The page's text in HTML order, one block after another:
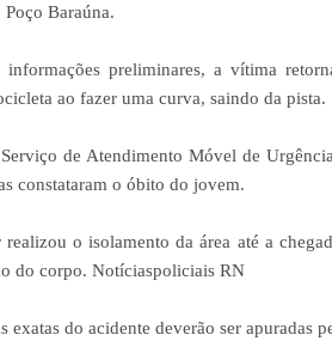
Baraúna.
preliminares, a vítima
ao fazer uma curva, saindo da pista.
de Atendimento Móvel de
constataram o óbito do jovem.
o isolamento da área até a
do corpo. Notíciaspoliciais RN
exatas do acidente deverão ser apuradas